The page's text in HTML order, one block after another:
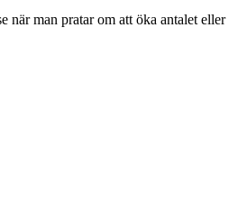
när man pratar om att öka antalet eller